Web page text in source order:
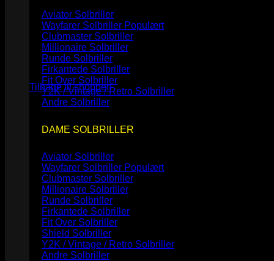
Ingen varer i kurven.
Tilbage til shoppen
Aviator Solbriller
Wayfarer Solbriller
Clubmaster Solbriller
Millionaire Solbriller
Runde Solbriller
Firkantede Solbriller
Fit Over Solbriller
Y2K / Vintage / Retro Solbriller
Andre Solbriller
DAME SOLBRILLER
Aviator Solbriller
Wayfarer Solbriller
Clubmaster Solbriller
Millionaire Solbriller
Runde Solbriller
Firkantede Solbriller
Fit Over Solbriller
Shield Solbriller
Y2K / Vintage / Retro Solbriller
Andre Solbriller